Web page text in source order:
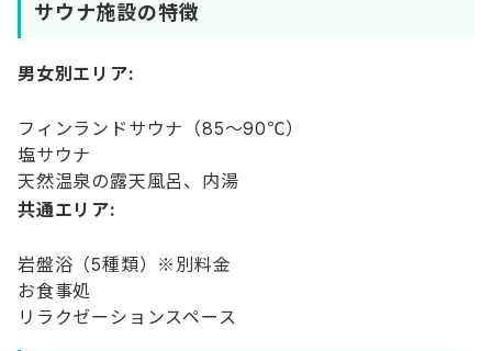
サウナ施設の特徴
男女別エリア:
フィンランドサウナ（85〜90℃）
塩サウナ
天然温泉の露天風呂、内湯
共通エリア:
岩盤浴（5種類）※別料金
お食事処
リラクゼーションスペース